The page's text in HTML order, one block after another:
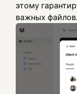
этому
важных файлов.